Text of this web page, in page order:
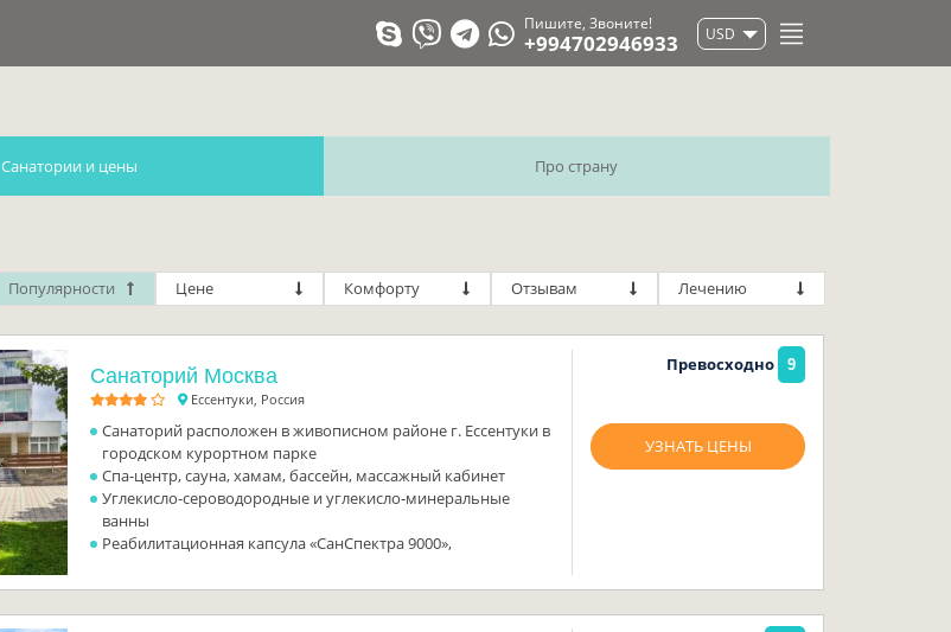
Пишите, Звоните!
+994702946933 USD
Санатории и цены Про страну
Популярности Цене Комфорту Отзывам Лечению
Санаторий Москва
Ессентуки, Россия
Санаторий расположен в живописном районе г. Ессентуки в
городском курортном парке
Спа-центр, сауна, хамам, бассейн, массажный кабинет
Углекисло-сероводородные и углекисло-минеральные
ванны
Реабилитационная капсула «СанСпектра 9000»,
Превосходно 9
УЗНАТЬ ЦЕНЫ